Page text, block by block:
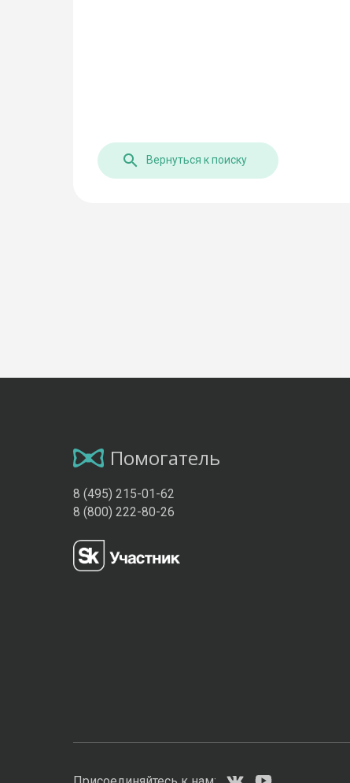
Вернуться к поиску
Помогатель
8 (495) 215-01-62
8 (800) 222-80-26